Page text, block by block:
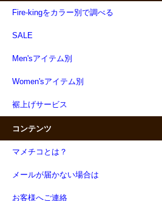
Fire-kingをカラー別で調べる
SALE
Men'sアイテム別
Women'sアイテム別
裾上げサービス
コンテンツ
マメチコとは？
メールが届かない場合は
お客様へご連絡